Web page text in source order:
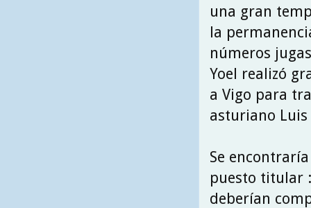
una gran
la
números
Yoel realizó
a Vigo para
asturiano
Se
puesto titular
deberían